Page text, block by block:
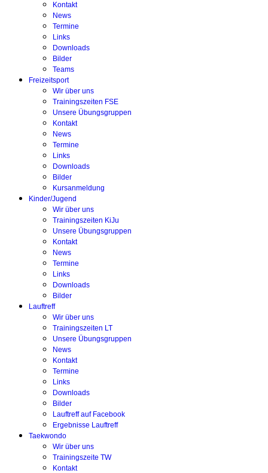
Kontakt
News
Termine
Links
Downloads
Bilder
Teams
Freizeitsport
Wir über uns
Trainingszeiten FSE
Unsere Übungsgruppen
Kontakt
News
Termine
Links
Downloads
Bilder
Kursanmeldung
Kinder/Jugend
Wir über uns
Trainingszeiten KiJu
Unsere Übungsgruppen
Kontakt
News
Termine
Links
Downloads
Bilder
Lauftreff
Wir über uns
Trainingszeiten LT
Unsere Übungsgruppen
News
Kontakt
Termine
Links
Downloads
Bilder
Lauftreff auf Facebook
Ergebnisse Lauftreff
Taekwondo
Wir über uns
Trainingszeite TW
Kontakt